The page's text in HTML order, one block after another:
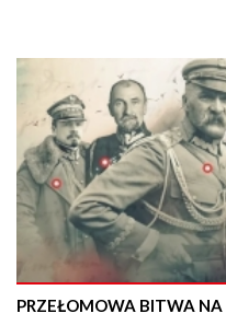
PRZEŁOMOWA BITWA